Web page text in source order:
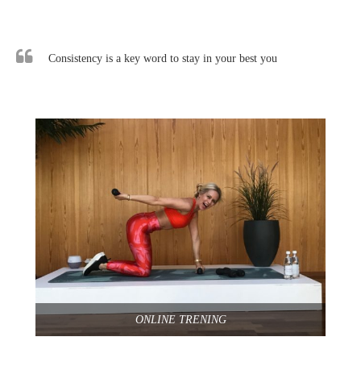
Consistency is a key word to stay in your best you
ONLINE TRENING